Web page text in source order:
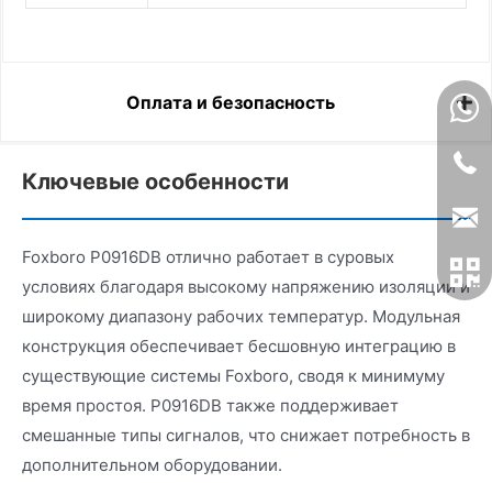
Оплата и безопасность
Ключевые особенности
Foxboro P0916DB отлично работает в суровых
условиях благодаря высокому напряжению изоляции и
широкому диапазону рабочих температур. Модульная
конструкция обеспечивает бесшовную интеграцию в
существующие системы Foxboro, сводя к минимуму
время простоя. P0916DB также поддерживает
смешанные типы сигналов, что снижает потребность в
дополнительном оборудовании.